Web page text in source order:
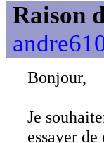
Raison
Bonjour,
Je
essayer